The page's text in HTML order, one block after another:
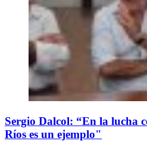
Sergio Dalcol: “En la lucha
Ríos es un ejemplo"